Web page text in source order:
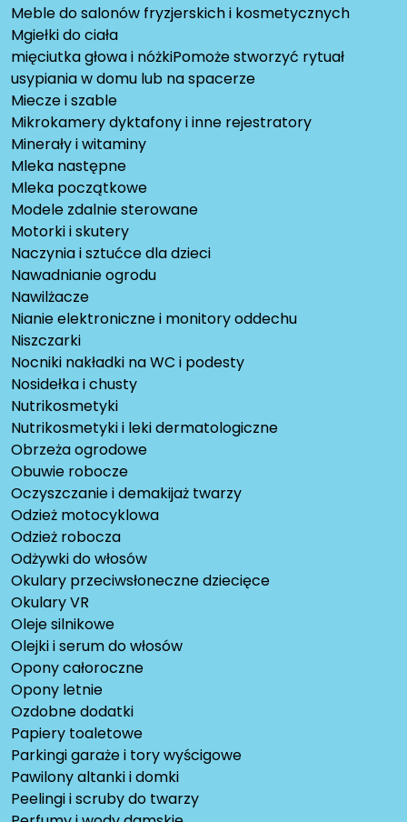
Meble do salonów fryzjerskich i kosmetycznych
Mgiełki do ciała
mięciutka głowa i nóżkiPomoże stworzyć rytuał
usypiania w domu lub na spacerze
Miecze i szable
Mikrokamery dyktafony i inne rejestratory
Minerały i witaminy
Mleka następne
Mleka początkowe
Modele zdalnie sterowane
Motorki i skutery
Naczynia i sztućce dla dzieci
Nawadnianie ogrodu
Nawilżacze
Nianie elektroniczne i monitory oddechu
Niszczarki
Nocniki nakładki na WC i podesty
Nosidełka i chusty
Nutrikosmetyki
Nutrikosmetyki i leki dermatologiczne
Obrzeża ogrodowe
Obuwie robocze
Oczyszczanie i demakijaż twarzy
Odzież motocyklowa
Odzież robocza
Odżywki do włosów
Okulary przeciwsłoneczne dziecięce
Okulary VR
Oleje silnikowe
Olejki i serum do włosów
Opony całoroczne
Opony letnie
Ozdobne dodatki
Papiery toaletowe
Parkingi garaże i tory wyścigowe
Pawilony altanki i domki
Peelingi i scruby do twarzy